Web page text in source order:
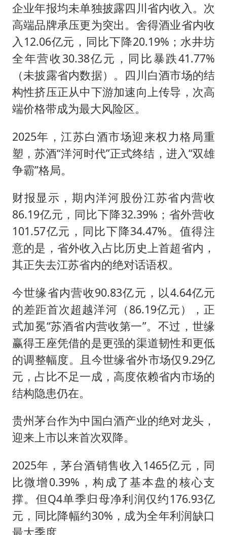
企业年报均未单独披露四川省内收入。次
高端品牌承压更为突出。舍得酒业省内收
入12.06亿元，同比下降20.19%；水井坊
全年营收30.38亿元，同比暴跌41.77%
（未披露省内数据）。四川白酒市场的结
构性挤压正从中下游加速向上传导，次高
端价格带成为最大风险区。
2025年，江苏白酒市场迎来权力格局重
塑，苏酒“洋河时代”正式终结，进入“双雄
争霸”格局。
财报显示，期内洋河股份江苏省内营收
86.19亿元，同比下降32.39%；省外营收
101.57亿元，同比下降34.47%。值得注
意的是，省外收入占比历史上首超省内，
其正失去江苏省内的绝对话语权。
今世缘省内营收90.83亿元，以4.64亿元
的差距首次超越洋河（86.19亿元），正
式加冕“苏酒省内营收第一”。不过，世缘
赢得王座凭借的是更强的渠道韧性和更低
的调整幅度。且今世缘省外市场仅9.29亿
元，占比不足一成，高度依赖省内市场的
结构隐患仍在。
贵州茅台作为中国白酒产业的绝对龙头，
迎来上市以来首次双降。
2025年，茅台酒销售收入1465亿元，同
比微增0.39%，构成了基本盘的核心支
撑。但Q4单季归母净利润仅约176.93亿
元，同比降幅约30%，成为全年利润缺口